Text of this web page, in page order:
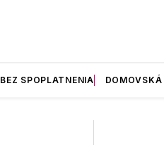
BEZ SPOPLATNENIA